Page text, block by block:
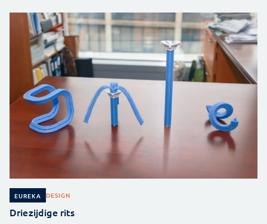
EUREKA DESIGN
Driezijdige rits